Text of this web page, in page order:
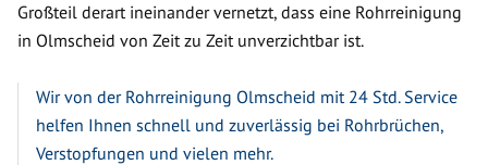
Großteil derart ineinander vernetzt, dass eine Rohrreinigung
in Olmscheid von Zeit zu Zeit unverzichtbar ist.
Wir von der Rohrreinigung Olmscheid mit 24 Std. Service
helfen Ihnen schnell und zuverlässig bei Rohrbrüchen,
Verstopfungen und vielen mehr.